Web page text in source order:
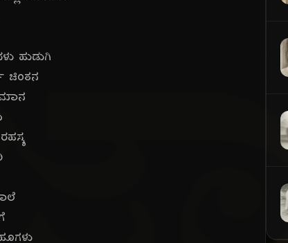
ಹುಡುಗಿ
ಚಿಂತನ